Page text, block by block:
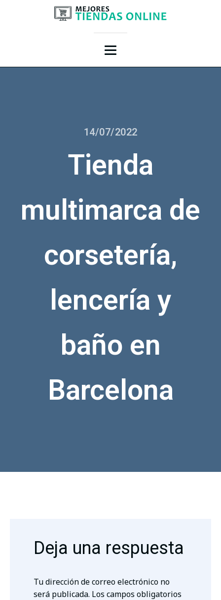
14/07/2022
Tienda
multimarca de
corsetería,
lencería y
baño en
Barcelona
Deja una respuesta
Tu dirección de correo electrónico no
será publicada. Los campos obligatorios